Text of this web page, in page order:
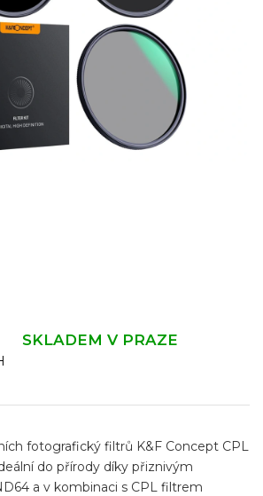
SKLADEM V PRAZE
fotografický filtrů K&F Concept CPL
do přírody díky přiznivým
a v kombinaci s CPL filtrem